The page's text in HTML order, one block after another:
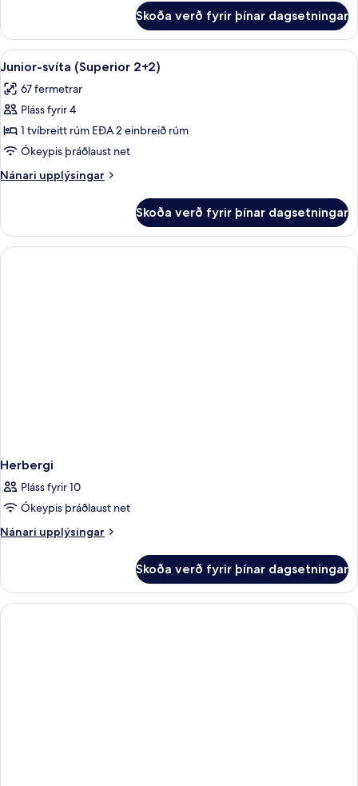
svíta
(Superior
2+1)
Skoða verð fyrir þínar dagsetningar
Skoða
allar
myndir
fyrir
Junior-
svíta
(Superior
2+2)
Rúmföt af bestu gerð, míníbar,
5
Junior-svíta (Superior 2+2)
67 fermetrar
Pláss fyrir 4
1 tvíbreitt rúm EÐA 2 einbreið rúm
Ókeypis þráðlaust net
Nánari upplýsingar
Nánari
svíta
(Superior
2+2)
Skoða verð fyrir þínar dagsetningar
Herbergi
Pláss fyrir 10
Ókeypis þráðlaust net
Nánari upplýsingar
Nánari
Skoða verð fyrir þínar dagsetningar